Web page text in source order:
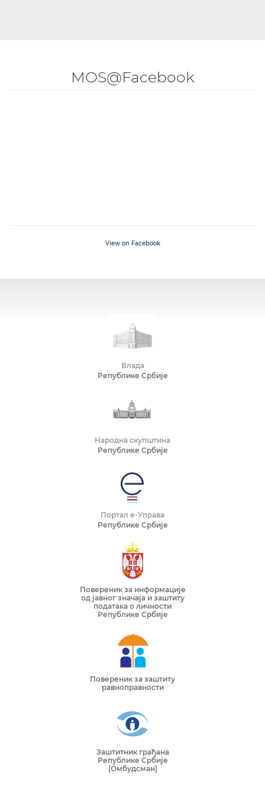
MOS@Facebook
View on Facebook
Влада
Републике Србије
Народна скупштина
Републике Србије
Портал е-Управа
Републике Србије
Повереник за информације
од јавног значаја и заштиту
података о личности
Републике Србије
Повереник за заштиту
равноправности
Заштитник грађана
Републике Србије
(Омбудсман)